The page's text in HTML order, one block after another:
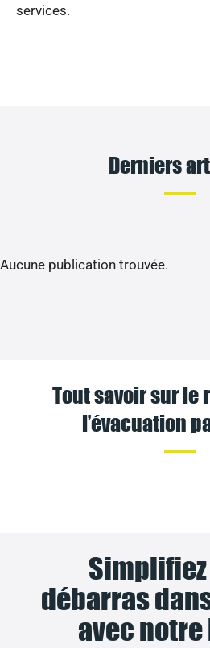
services.
Derniers
Aucune publication trouvée.
Tout savoir sur le
l’évacuation
débarras
avec